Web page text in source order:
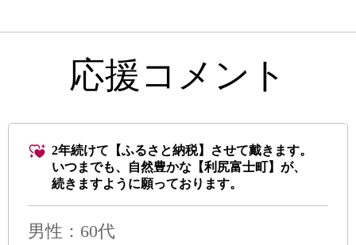
応援コメント
2年続けて【ふるさと納税】させて戴きます。
いつまでも、自然豊かな【利尻富士町】が、
続きますように願っております。
男性 ：60代